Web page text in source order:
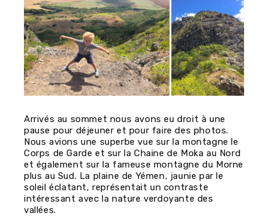
Arrivés au sommet nous avons eu droit à une
pause pour déjeuner et pour faire des photos.
Nous avions une superbe vue sur la montagne le
Corps de Garde et sur la Chaine de Moka au Nord
et également sur la fameuse montagne du Morne
plus au Sud. La plaine de Yémen, jaunie par le
soleil éclatant, représentait un contraste
intéressant avec la nature verdoyante des
vallées.